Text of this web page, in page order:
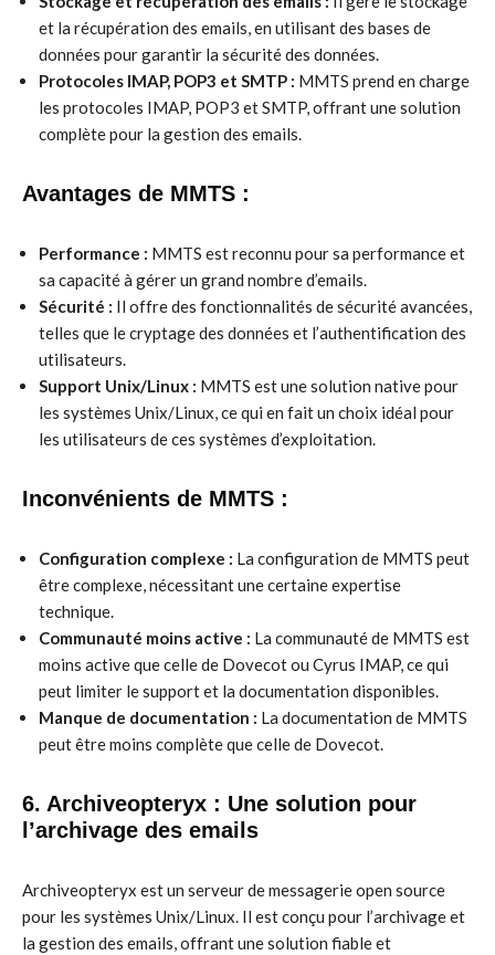
et la récupération des emails, en utilisant des bases de
données pour garantir la sécurité des données.
Protocoles IMAP, POP3 et SMTP : MMTS prend en charge
les protocoles IMAP, POP3 et SMTP, offrant une solution
complète pour la gestion des emails.
Avantages de MMTS :
Performance : MMTS est reconnu pour sa performance et
sa capacité à gérer un grand nombre d’emails.
Sécurité : Il offre des fonctionnalités de sécurité avancées,
telles que le cryptage des données et l’authentification des
utilisateurs.
Support Unix/Linux : MMTS est une solution native pour
les systèmes Unix/Linux, ce qui en fait un choix idéal pour
les utilisateurs de ces systèmes d’exploitation.
Inconvénients de MMTS :
Configuration complexe : La configuration de MMTS peut
être complexe, nécessitant une certaine expertise
technique.
Communauté moins active : La communauté de MMTS est
moins active que celle de Dovecot ou Cyrus IMAP, ce qui
peut limiter le support et la documentation disponibles.
Manque de documentation : La documentation de MMTS
peut être moins complète que celle de Dovecot.
6. Archiveopteryx : Une solution pour
l’archivage des emails
Archiveopteryx est un serveur de messagerie open source
pour les systèmes Unix/Linux. Il est conçu pour l’archivage et
la gestion des emails, offrant une solution fiable et